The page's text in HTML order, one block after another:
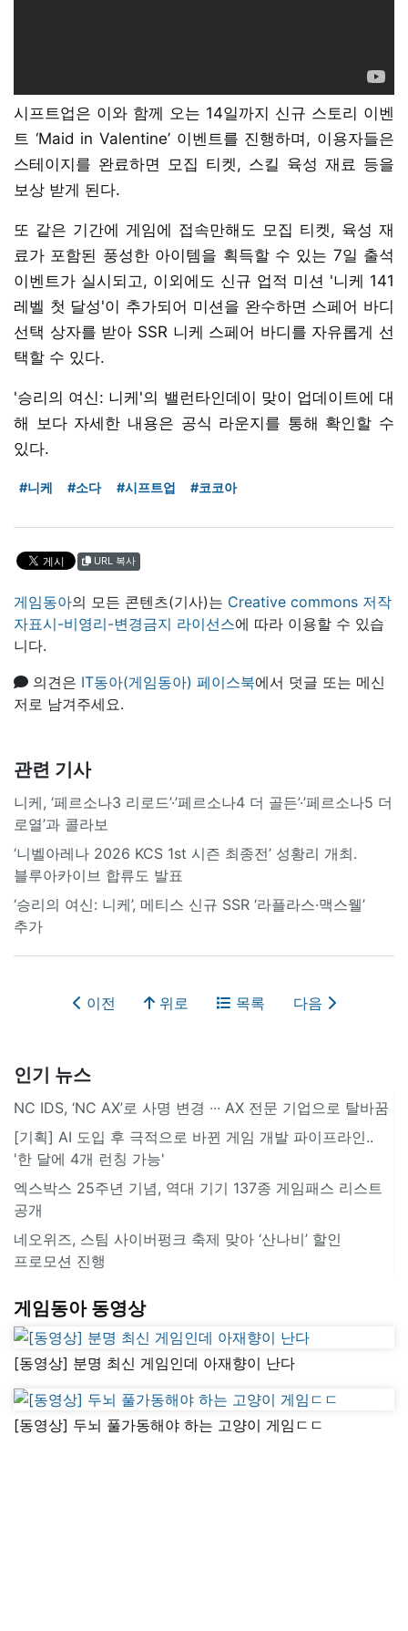
시프트업은 이와 함께 오는 14일까지 신규 스토리 이벤
트 ‘Maid in Valentine’ 이벤트를 진행하며, 이용자들은
스테이지를 완료하면 모집 티켓, 스킬 육성 재료 등을
보상 받게 된다.
또 같은 기간에 게임에 접속만해도 모집 티켓, 육성 재
료가 포함된 풍성한 아이템을 획득할 수 있는 7일 출석
이벤트가 실시되고, 이외에도 신규 업적 미션 '니케 141
레벨 첫 달성'이 추가되어 미션을 완수하면 스페어 바디
선택 상자를 받아 SSR 니케 스페어 바디를 자유롭게 선
택할 수 있다.
'승리의 여신: 니케'의 밸런타인데이 맞이 업데이트에 대
해 보다 자세한 내용은 공식 라운지를 통해 확인할 수
있다.
#니케 #소다 #시프트업 #코코아
URL 복사
게임동아의 모든 콘텐츠(기사)는 Creative commons 저작
자표시-비영리-변경금지 라이선스에 따라 이용할 수 있습
니다.
의견은 IT동아(게임동아) 페이스북에서 덧글 또는 메신
저로 남겨주세요.
관련 기사
니케, ‘페르소나3 리로드’·’페르소나4 더 골든’·’페르소나5 더
로열’과 콜라보
‘니벨아레나 2026 KCS 1st 시즌 최종전’ 성황리 개최.
블루아카이브 합류도 발표
‘승리의 여신: 니케’, 메티스 신규 SSR ‘라플라스·맥스웰’
추가
이전 위로 목록 다음
인기 뉴스
NC IDS, ‘NC AX’로 사명 변경 ∙∙∙ AX 전문 기업으로 탈바꿈
[기획] AI 도입 후 극적으로 바뀐 게임 개발 파이프라인..
'한 달에 4개 런칭 가능'
엑스박스 25주년 기념, 역대 기기 137종 게임패스 리스트
공개
네오위즈, 스팀 사이버펑크 축제 맞아 ‘산나비’ 할인
프로모션 진행
게임동아 동영상
[동영상] 분명 최신 게임인데 아재향이 난다
[동영상] 두뇌 풀가동해야 하는 고양이 게임ㄷㄷ